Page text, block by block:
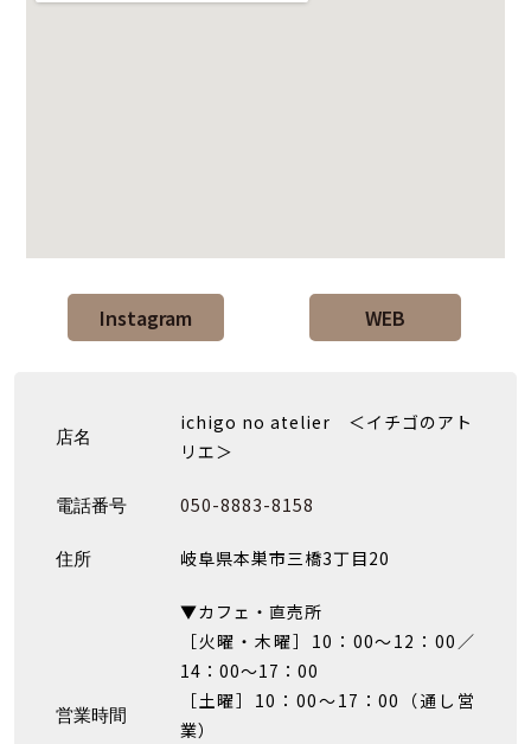
Instagram WEB
店名
ichigo no atelier ＜イチゴのアト
リエ＞
電話番号 050-8883-8158
住所 岐阜県本巣市三橋3丁目20
営業時間
▼カフェ・直売所
［火曜・木曜］10：00〜12：00／
14：00〜17：00
［土曜］10：00〜17：00（通し営
業）